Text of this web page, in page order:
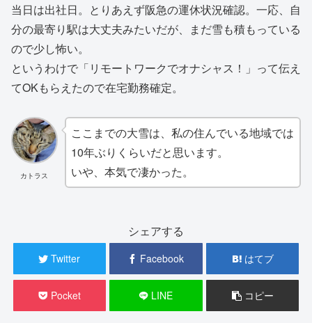
当日は出社日。とりあえず阪急の運休状況確認。一応、自
分の最寄り駅は大丈夫みたいだが、まだ雪も積もっている
ので少し怖い。
というわけで「リモートワークでオナシャス！」って伝え
てOKもらえたので在宅勤務確定。
カトラス
ここまでの大雪は、私の住んでいる地域では
10年ぶりくらいだと思います。
いや、本気で凄かった。
シェアする
Twitter Facebook はてブ
Pocket LINE コピー